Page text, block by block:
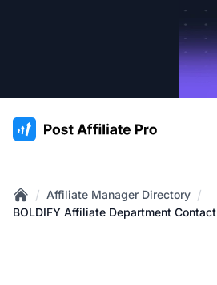
:site.title
Home
/ Affiliate Manager Directory /
BOLDIFY Affiliate Department Contact